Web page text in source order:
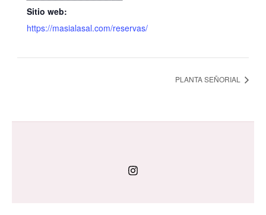
Sitio web:
https://masialasal.com/reservas/
PLANTA SEÑORIAL